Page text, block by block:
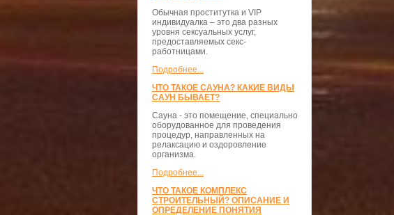
Обычная проститутка и VIP
индивидуалка – это два разных
уровня сексуальных услуг,
предоставляемых секс-
работницами.
Подробнее...
ЧТО ТАКОЕ САУНА? КАКИЕ ВИДЫ
САУН БЫВАЕТ?
Сауна - это помещение, специально
оборудованное для проведения
процедур, направленных на
релаксацию и оздоровление
организма.
Подробнее...
ЧТО ТАКОЕ КОМПЛЕКС
СТРОИТЕЛЬНЫЙ? ОПИСАНИЕ И
ОПРЕДЕЛЕНИЕ ПОНЯТИЯ